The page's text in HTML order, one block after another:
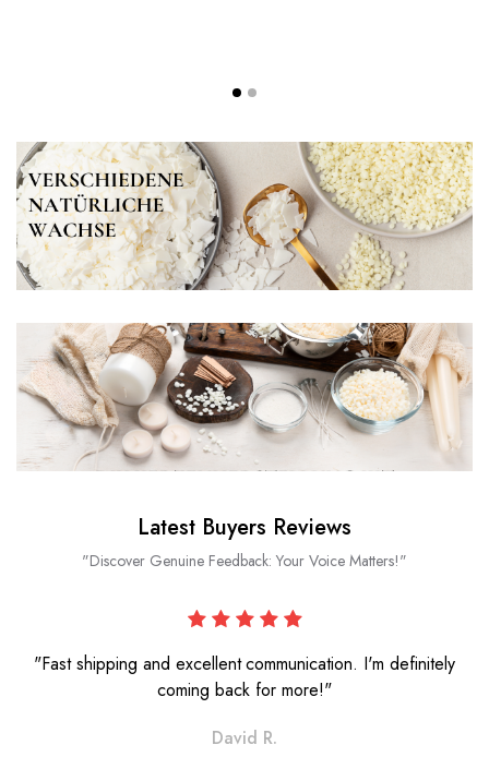
Latest Buyers Reviews
"Discover Genuine Feedback: Your Voice Matters!"
"Fast shipping and excellent communication. I'm definitely
coming back for more!"
David R.